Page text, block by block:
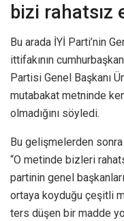
bizi rahatsız
Bu arada İYİ Parti’nin
ittifakının
Partisi Genel Başkanı
mutabakat metninde
olmadığını söyledi.
Bu gelişmelerden sonra
“O metinde bizleri
partinin genel
ortaya koyduğu çeşitli
ters düşen bir madde